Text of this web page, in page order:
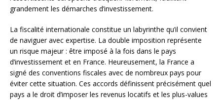
grandement les démarches d’investissement.
La fiscalité internationale constitue un labyrinthe qu’il convient
de naviguer avec expertise. La double imposition représente
un risque majeur : être imposé à la fois dans le pays
d’investissement et en France. Heureusement, la France a
signé des conventions fiscales avec de nombreux pays pour
éviter cette situation. Ces accords définissent précisément quel
pays a le droit d’imposer les revenus locatifs et les plus-values